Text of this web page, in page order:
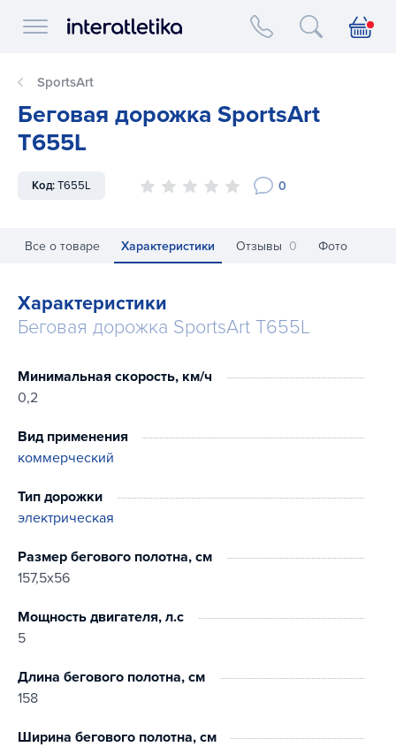
Interatletika logo
SportsArt
Беговая дорожка SportsArt
T655L
Код:T655L 0
Все о товаре Характеристики Отзывы 0 Фото
Характеристики
Беговая дорожка SportsArt T655L
Минимальная скорость, км/ч
0,2
Вид применения
коммерческий
Тип дорожки
электрическая
Размер бегового полотна, см
157,5х56
Мощность двигателя, л.с
5
Длина бегового полотна, см
158
Ширина бегового полотна, см